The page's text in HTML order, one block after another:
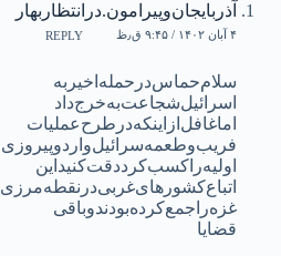
آذربایجان‌وپیرامون.در‌انتظاربهار
۴ آبان ۱۴۰۲ / ۹:۴۵ ق٫ظ REPLY
سلام‌حماس‌درحمله‌اخیر‌به‌
اسرائیل‌شجاعت‌به‌خرج‌داد
اما‌غافل‌ازاینکه‌درطرح‌عملیات
فریب‌وطعمه‌سرائیل‌وارد‌وپیروزی
اولیه‌را‌کسب‌کرد‌‌دقت‌کنید‌این
اتباع‌کشورهای‌غربی‌درنقطه‌مرزی
غزه‌را‌جمع‌کرده‌بودند‌و‌باقی
قضایا